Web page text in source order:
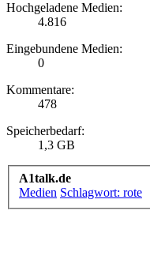
Hochgeladene Medien:
4.816
Eingebundene Medien:
0
Kommentare:
478
Speicherbedarf:
1,3 GB
A1talk.de
Medien Schlagwort: rote